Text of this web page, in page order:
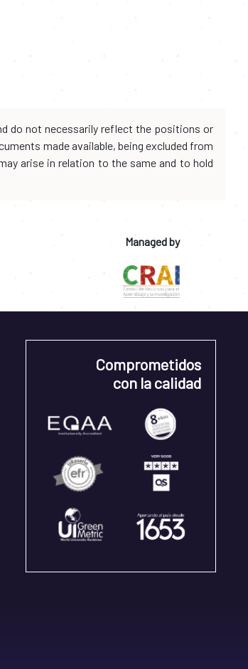
do not necessarily reflect the positions or
made available, being excluded from
arise in relation to the same and to hold
Managed by
Comprometidos
con la calidad